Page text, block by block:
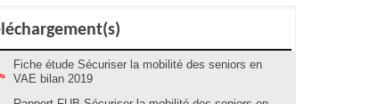
Fiche étude Sécuriser la mobilité des seniors en
VAE bilan 2019